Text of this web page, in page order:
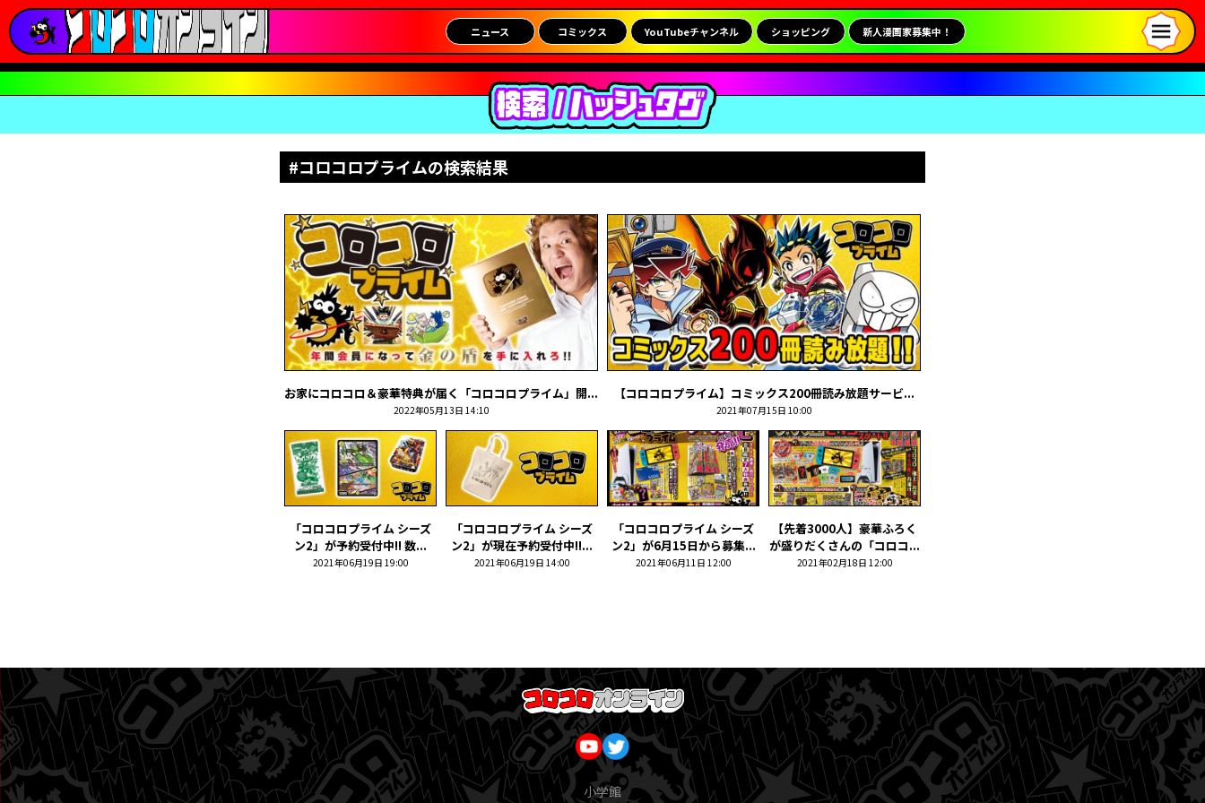
ニュース コミックス YouTubeチャンネル ショッピング 新人漫画家募集中！
#コロコロプライムの検索結果
お家にコロコロ＆豪華特典が届く「コロコロプライム」開...
2022年05月13日 14:10
【コロコロプライム】コミックス200冊読み放題サービ...
2021年07月15日 10:00
「コロコロプライム シーズ
ン2」が予約受付中!! 数...
2021年06月19日 19:00
「コロコロプライム シーズ
ン2」が現在予約受付中!!...
2021年06月19日 14:00
「コロコロプライム シーズ
ン2」が6月15日から募集...
2021年06月11日 12:00
【先着3000人】豪華ふろく
が盛りだくさんの「コロコ...
2021年02月18日 12:00
小学館